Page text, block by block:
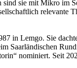
sie mit Mikro im
relevante
in Lemgo. Sie
Saarländischen
nominiert. Seit